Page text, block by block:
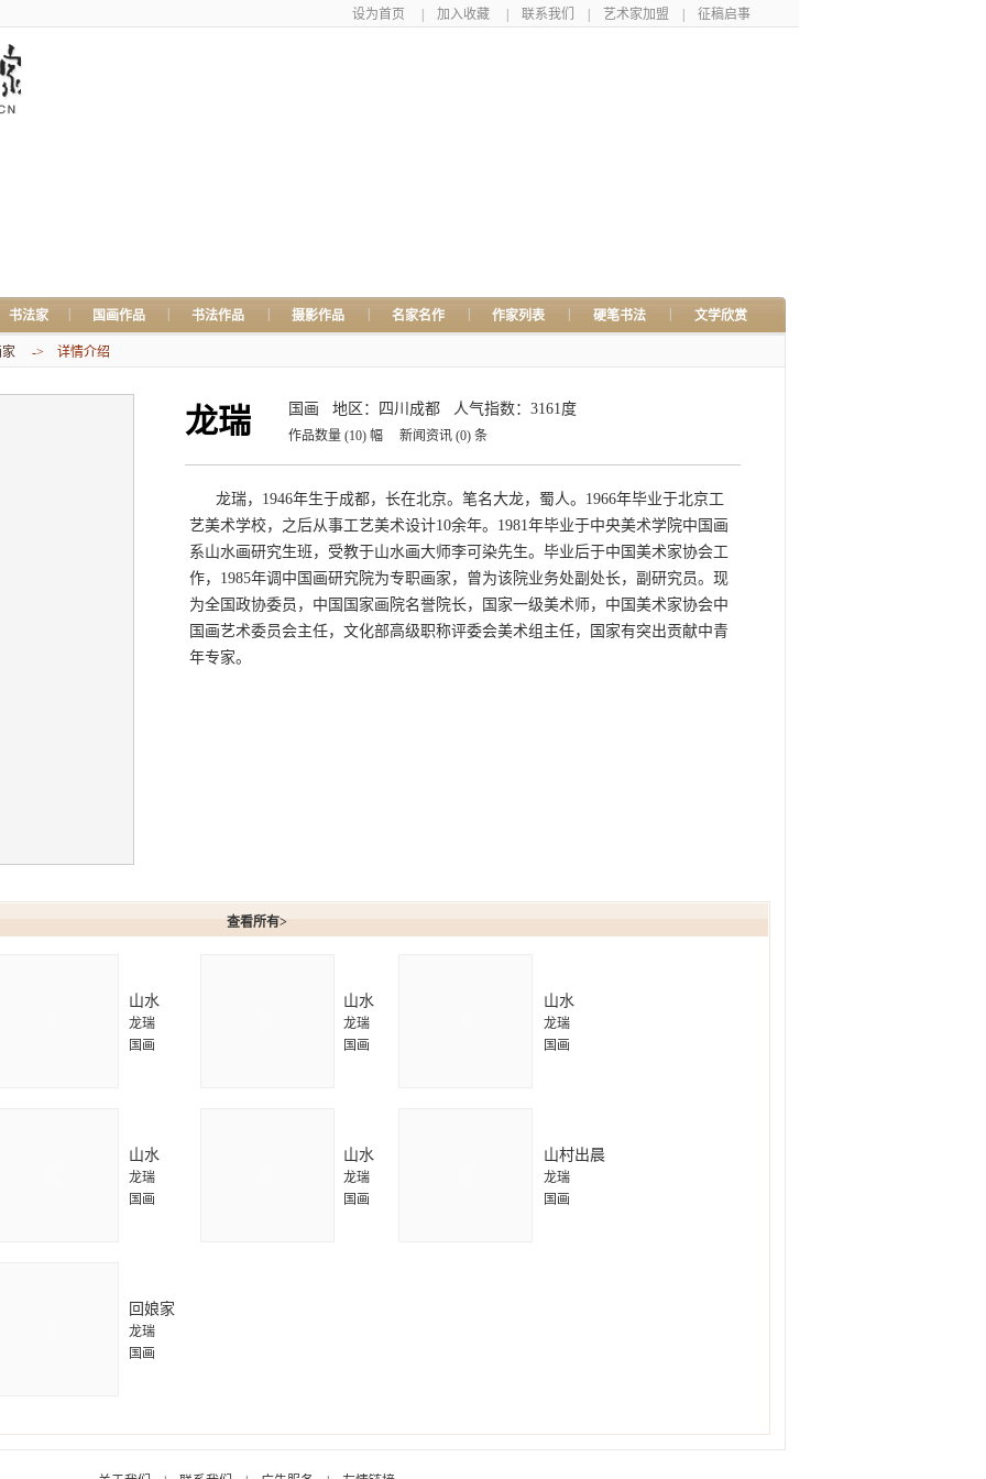
设为首页 加入收藏 联系我们 艺术家加盟 征稿启事
书法家 国画作品 书法作品 摄影作品 名家名作 作家列表 硬笔书法 文学欣赏
-> 详情介绍
龙瑞 国画 地区：四川成都 人气指数：3161度
作品数量 (10) 幅 新闻资讯 (0) 条
龙瑞，1946年生于成都，长在北京。笔名大龙，蜀人。1966年毕业于北京工
艺美术学校，之后从事工艺美术设计10余年。1981年毕业于中央美术学院中国画
系山水画研究生班，受教于山水画大师李可染先生。毕业后于中国美术家协会工
作，1985年调中国画研究院为专职画家，曾为该院业务处副处长，副研究员。现
为全国政协委员，中国国家画院名誉院长，国家一级美术师，中国美术家协会中
国画艺术委员会主任，文化部高级职称评委会美术组主任，国家有突出贡献中青
年专家。
查看所有>
山水
龙瑞
国画
山水
龙瑞
国画
山水
龙瑞
国画
山水
龙瑞
国画
山水
龙瑞
国画
山村出晨
龙瑞
国画
回娘家
龙瑞
国画